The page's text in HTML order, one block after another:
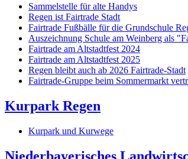
Sammelstelle für alte Handys
Regen ist Fairtrade Stadt
Fairtrade Fußbälle für die Grundschule
Auszeichnung Schule am Weinberg als
Fairtrade am Altstadtfest 2024
Fairtrade am Altstadtfest 2025
Regen bleibt auch ab 2026 Fairtrade-Stadt
Fairtrade-Gruppe beim Sommermarkt
Kurpark Regen
Kurpark und Kurwege
Niederbayerisches